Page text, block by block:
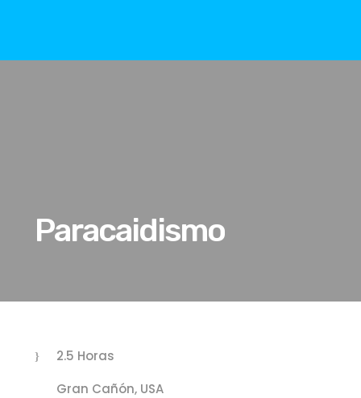
Paracaidismo
2.5 Horas
Gran Cañón, USA